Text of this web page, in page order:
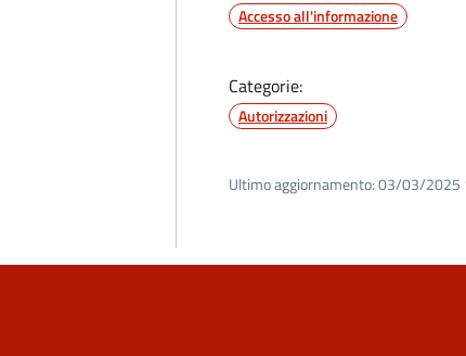
Accesso all'informazione
Categorie:
Autorizzazioni
Ultimo aggiornamento:03/03/2025